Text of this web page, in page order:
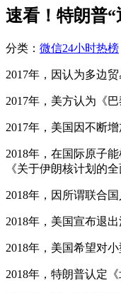
速看！特朗普“
分类： 微信24小时热榜
2017年，因认为多边
2017年，美方认为《
2017年，美国因不断
2018年，在国际原子
《关于伊朗核计划的
2018年，因所谓联合
2018年，美国宣布退
2018年，美国希望对
2018年，特朗普认定